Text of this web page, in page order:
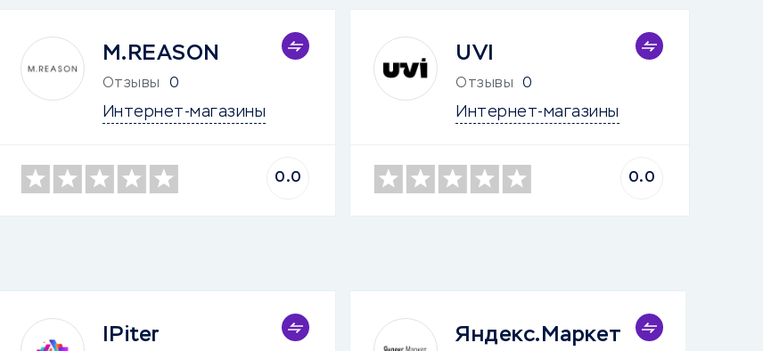
M.REASON
Отзывы 0
Интернет-магазины
0.0
UVI
Отзывы 0
Интернет-магазины
0.0
IPiter Яндекс.Маркет